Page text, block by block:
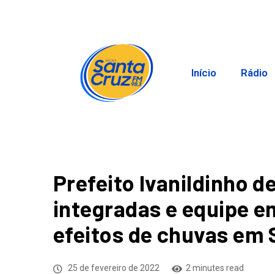
Início Rádio
Prefeito Ivanildinho
integradas e equipe
efeitos de chuvas em
25 de fevereiro de 2022 2 minutes read